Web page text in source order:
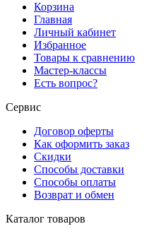
Корзина
Главная
Личный кабинет
Избранное
Товары к сравнению
Мастер-классы
Есть вопрос?
Сервис
Договор оферты
Как оформить заказ
Скидки
Способы доставки
Способы оплаты
Возврат и обмен
Каталог товаров